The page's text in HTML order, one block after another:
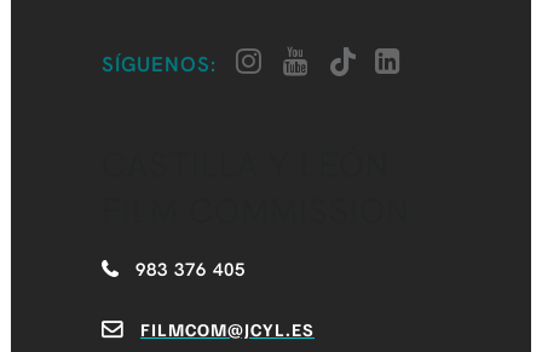
SÍGUENOS:
983 376 405
FILMCOM@JCYL.ES